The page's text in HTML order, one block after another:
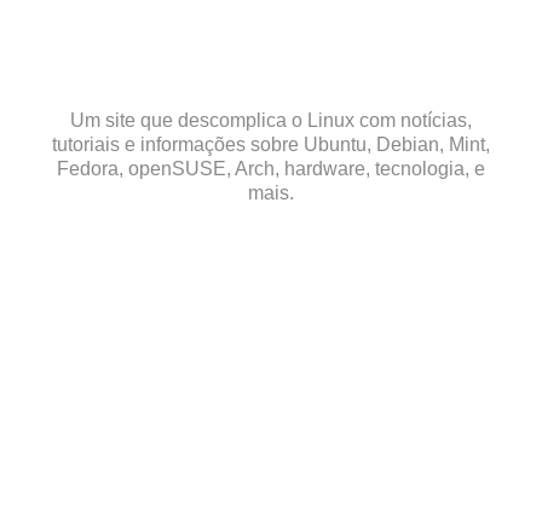
Um site que descomplica o Linux com notícias,
tutoriais e informações sobre Ubuntu, Debian, Mint,
Fedora, openSUSE, Arch, hardware, tecnologia, e
mais.